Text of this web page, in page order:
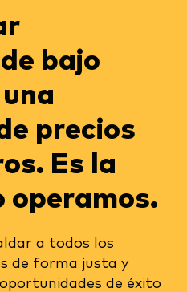
bajo
precios
Es la
operamos.
a todos los
de forma justa y
de éxito